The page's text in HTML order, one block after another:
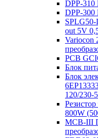
DPP-310
DPP-300
out 5V
Variocon
PCB
Блок
Блок
120/230-
800W
MCB-III